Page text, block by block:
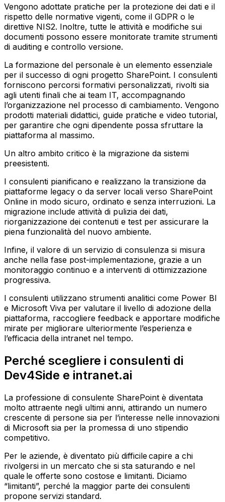
Vengono adottate pratiche per la protezione dei dati e il
rispetto delle normative vigenti, come il GDPR o le
direttive NIS2. Inoltre, tutte le attività e modifiche sui
documenti possono essere monitorate tramite strumenti
di auditing e controllo versione.
La formazione del personale è un elemento essenziale
per il successo di ogni progetto SharePoint. I consulenti
forniscono percorsi formativi personalizzati, rivolti sia
agli utenti finali che ai team IT, accompagnando
l’organizzazione nel processo di cambiamento. Vengono
prodotti materiali didattici, guide pratiche e video tutorial,
per garantire che ogni dipendente possa sfruttare la
piattaforma al massimo.
Un altro ambito critico è la migrazione da sistemi
preesistenti.
I consulenti pianificano e realizzano la transizione da
piattaforme legacy o da server locali verso SharePoint
Online in modo sicuro, ordinato e senza interruzioni. La
migrazione include attività di pulizia dei dati,
riorganizzazione dei contenuti e test per assicurare la
piena funzionalità del nuovo ambiente.
Infine, il valore di un servizio di consulenza si misura
anche nella fase post-implementazione, grazie a un
monitoraggio continuo e a interventi di ottimizzazione
progressiva.
I consulenti utilizzano strumenti analitici come Power BI
e Microsoft Viva per valutare il livello di adozione della
piattaforma, raccogliere feedback e apportare modifiche
mirate per migliorare ulteriormente l’esperienza e
l’efficacia della intranet nel tempo.
Perché scegliere i consulenti di
Dev4Side e intranet.ai
La professione di consulente SharePoint è diventata
molto attraente negli ultimi anni, attirando un numero
crescente di persone sia per l’interesse nelle innovazioni
di Microsoft sia per la promessa di uno stipendio
competitivo.
Per le aziende, è diventato più difficile capire a chi
rivolgersi in un mercato che si sta saturando e nel
quale le offerte sono costose e limitanti. Diciamo
“limitanti”, perché la maggior parte dei consulenti
propone servizi standard.